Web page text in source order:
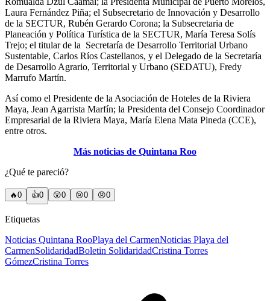
Laura Fernández Piña; el Subsecretario de Innovación y Desarrollo
de la SECTUR, Rubén Gerardo Corona; la Subsecretaria de
Planeación y Política Turística de la SECTUR, María Teresa Solís
Trejo; el titular de la Secretaría de Desarrollo Territorial Urbano
Sustentable, Carlos Ríos Castellanos, y el Delegado de la Secretaría
de Desarrollo Agrario, Territorial y Urbano (SEDATU), Fredy
Marrufo Martín.
Así como el Presidente de la Asociación de Hoteles de la Riviera
Maya, Jean Agarrista Marfín; la Presidenta del Consejo Coordinador
Empresarial de la Riviera Maya, María Elena Mata Pineda (CCE),
entre otros.
Más noticias de Quintana Roo
¿Qué te pareció?
🔥0 👍0 😲0 😢0 😠0
Etiquetas
Noticias Quintana RooPlaya del CarmenNoticias Playa del
CarmenSolidaridadBoletin SolidaridadCristina Torres
GómezCristina Torres